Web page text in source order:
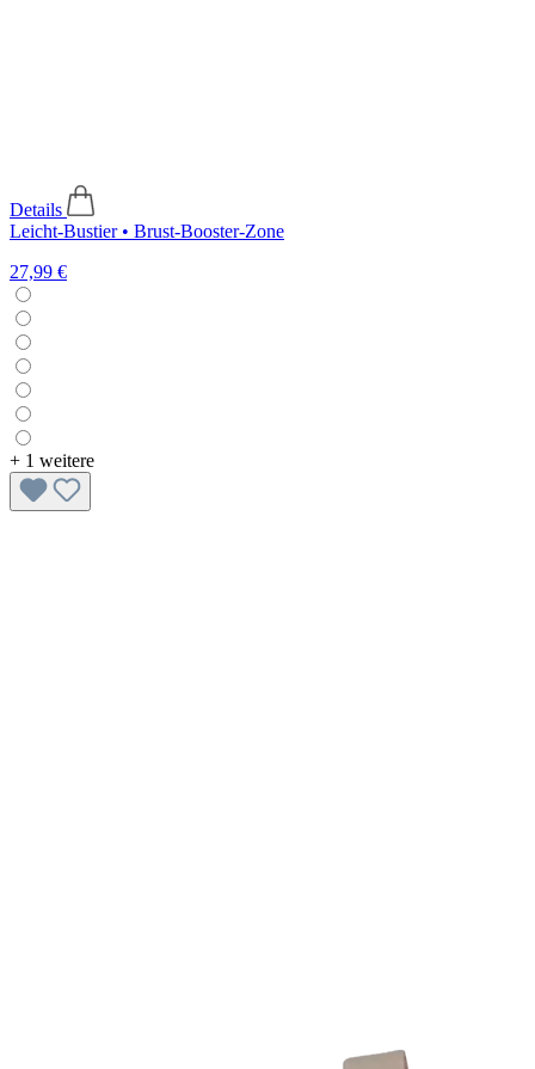
Details
Leicht-Bustier • Brust-Booster-Zone
27,99 €
+ 1 weitere